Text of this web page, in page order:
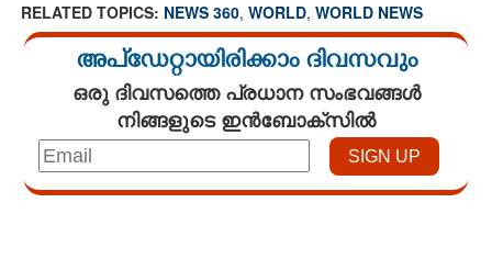
RELATED TOPICS: NEWS 360, WORLD, WORLD NEWS
അപ്ഡേറ്റായിരിക്കാം ദിവസവും
ഒരു ദിവസത്തെ പ്രധാന സംഭവങ്ങൾ
നിങ്ങളുടെ ഇൻബോക്സിൽ